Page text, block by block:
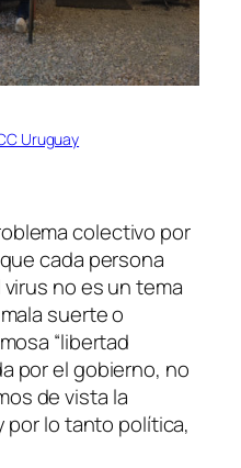
Uruguay
colectivo por
cada persona
no es un tema
suerte o
“libertad
por el gobierno, no
de vista la
por lo tanto política,